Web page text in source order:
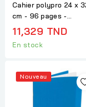
Cahier polypro 24 x
cm - 96 pages -...
11,329 TND
En stock
Nouveau